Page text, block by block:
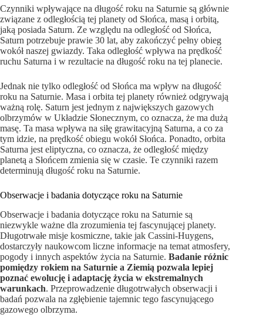
Czynniki wpływające na długość roku na Saturnie są głównie
związane z odległością tej planety od Słońca, masą i orbitą,
jaką posiada Saturn. Ze względu na odległość od Słońca,
Saturn potrzebuje prawie 30 lat, aby zakończyć pełny obieg
wokół naszej gwiazdy. Taka odległość wpływa na prędkość
ruchu Saturna i w rezultacie na długość roku na tej planecie.
Jednak nie tylko odległość od Słońca ma wpływ na długość
roku na Saturnie. Masa i orbita tej planety również odgrywają
ważną rolę. Saturn jest jednym z największych gazowych
olbrzymów w Układzie Słonecznym, co oznacza, że ma dużą
masę. Ta masa wpływa na siłę grawitacyjną Saturna, a co za
tym idzie, na prędkość obiegu wokół Słońca. Ponadto, orbita
Saturna jest eliptyczna, co oznacza, że odległość między
planetą a Słońcem zmienia się w czasie. Te czynniki razem
determinują długość roku na Saturnie.
Obserwacje i badania dotyczące roku na Saturnie
Obserwacje i badania dotyczące roku na Saturnie są
niezwykle ważne dla zrozumienia tej fascynującej planety.
Długotrwałe misje kosmiczne, takie jak Cassini-Huygens,
dostarczyły naukowcom liczne informacje na temat atmosfery,
pogody i innych aspektów życia na Saturnie. Badanie różnic
pomiędzy rokiem na Saturnie a Ziemią pozwala lepiej
poznać ewolucję i adaptację życia w ekstremalnych
warunkach. Przeprowadzenie długotrwałych obserwacji i
badań pozwala na zgłębienie tajemnic tego fascynującego
gazowego olbrzyma.